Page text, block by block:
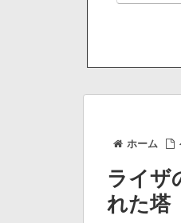
ホーム
ライザ
れた塔